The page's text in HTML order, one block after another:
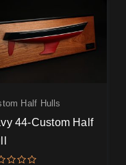
Half Hulls
44-Custom Half